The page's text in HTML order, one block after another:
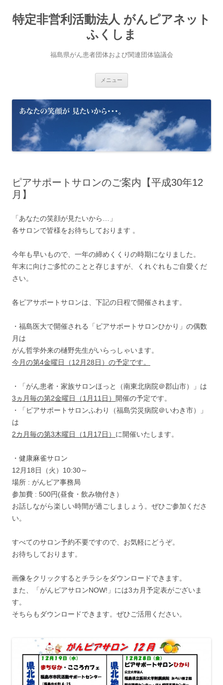
テ
ン
特定非営利活動法人 がんピアネット
ふくしま
福島県がん患者団体および関連団体協議会
メニュー
ピアサポートサロンのご案内【平成30年12
月】
「あなたの笑顔が見たいから…」
各サロンで皆様をお待ちしております 。
今年も早いもので、一年の締めくくりの時期になりました。
年末に向けご多忙のことと存じますが、くれぐれもご自愛くだ
さい。
各ピアサポートサロンは、下記の日程で開催されます。
・福島医大で開催される「ピアサポートサロンひかり」の偶数
月は
がん哲学外来の樋野先生がいらっしゃいます。
今月の第4金曜日（12月28日）の予定です。
・「がん患者・家族サロンほっと（南東北病院＠郡山市）」は
3ヵ月毎の第2金曜日（1月11日）
開催の予定です。
・「ピアサポートサロンふわり（福島労災病院＠いわき市）」
は
2カ月毎の第3木曜日（1月17日） に開催いたします。
・健康麻雀サロン
12月18日（火）10:30～
場所 : がんピア事務局
参加費 : 500円(昼食・飲み物付き）
お話しながら楽しい時間が過ごしましょう。ぜひご参加くださ
い。
すべてのサロン予約不要ですので、お気軽にどうぞ。
お待ちしております。
画像をクリックするとチラシをダウンロードできます。
また、「がんピアサロンNOW!」には3カ月予定表がございま
す。
そちらもダウンロードできます。ぜひご活用ください。